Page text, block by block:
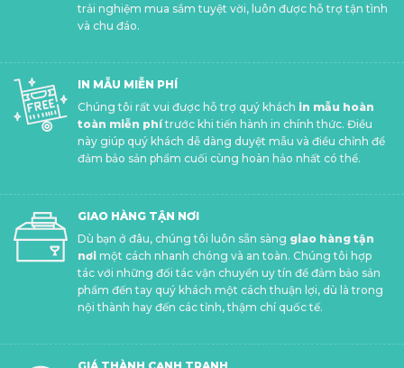
trải nghiệm mua sắm tuyệt vời, luôn được hỗ trợ tận tình
và chu đáo.
IN MẪU MIỄN PHÍ
Chúng tôi rất vui được hỗ trợ quý khách in mẫu hoàn
toàn miễn phítrước khi tiến hành in chính thức. Điều
này giúp quý khách dễ dàng duyệt mẫu và điều chỉnh để
đảm bảo sản phẩm cuối cùng hoàn hảo nhất có thể.
GIAO HÀNG TẬN NƠI
Dù bạn ở đâu, chúng tôi luôn sẵn sàng giao hàng tận
nơimột cách nhanh chóng và an toàn. Chúng tôi hợp
tác với những đối tác vận chuyển uy tín để đảm bảo sản
phẩm đến tay quý khách một cách thuận lợi, dù là trong
nội thành hay đến các tỉnh, thậm chí quốc tế.